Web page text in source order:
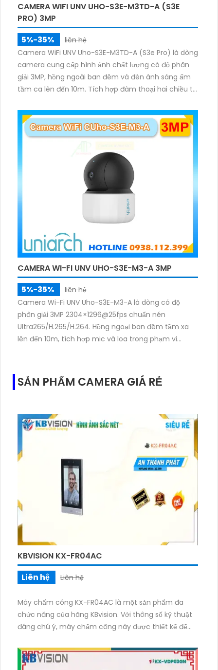
CAMERA WIFI UNV UHO-S3E-M3TD-A (S3E
PRO) 3MP
5%-35%
liên hệ
Camera WiFi UNV Uho-S3E-M3TD-A (S3e Pro) là dòng
camera cung cấp hình ảnh chất lượng có độ phân
giải 3MP, hồng ngoài ban đêm và đèn ánh sáng ấm
tầm ca lên đến 10m. Tích hợp đàm thoại hai chiều to
CAMERA WI-FI UNV UHO-S3E-M3-A 3MP
5%-35%
liên hệ
Camera Wi-Fi UNV Uho-S3E-M3-A là dòng có độ
phân giải 3MP 2304×1296@25fps chuẩn nén
Ultra265/H.265/H.264. Hồng ngoại ban đêm tầm xa
lên đến 10m, tích hợp mic và loa trong phạm vi
SẢN PHẨM CAMERA GIÁ RẺ
KBVISION KX-FR04AC
Liên hệ
Liên hệ
Máy chấm công KX-FR04AC là một sản phẩm đa
chức năng của hãng KBvision. Với thông số kỹ thuật
đáng chú ý, máy chấm công này được thiết kế để
các doanh nghiệp, văn phòng, cửa hàng, và nhiều
nơi khác. Thiết kế nhỏ gọn và sang trọng, máy chấm